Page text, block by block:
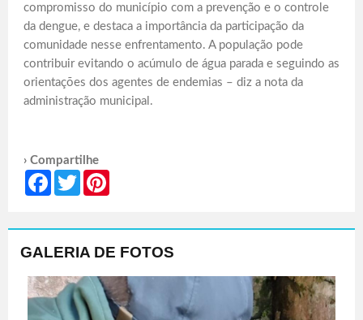
compromisso do município com a prevenção e o controle
da dengue, e destaca a importância da participação da
comunidade nesse enfrentamento. A população pode
contribuir evitando o acúmulo de água parada e seguindo as
orientações dos agentes de endemias – diz a nota da
administração municipal.
› Compartilhe
Facebook
Twitter
GALERIA DE FOTOS